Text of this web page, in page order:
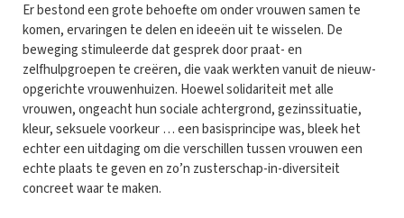
Er bestond een grote behoefte om onder vrouwen samen te
komen, ervaringen te delen en ideeën uit te wisselen. De
beweging stimuleerde dat gesprek door praat- en
zelfhulpgroepen te creëren, die vaak werkten vanuit de nieuw-
opgerichte vrouwenhuizen. Hoewel solidariteit met alle
vrouwen, ongeacht hun sociale achtergrond, gezinssituatie,
kleur, seksuele voorkeur … een basisprincipe was, bleek het
echter een uitdaging om die verschillen tussen vrouwen een
echte plaats te geven en zo’n zusterschap-in-diversiteit
concreet waar te maken.